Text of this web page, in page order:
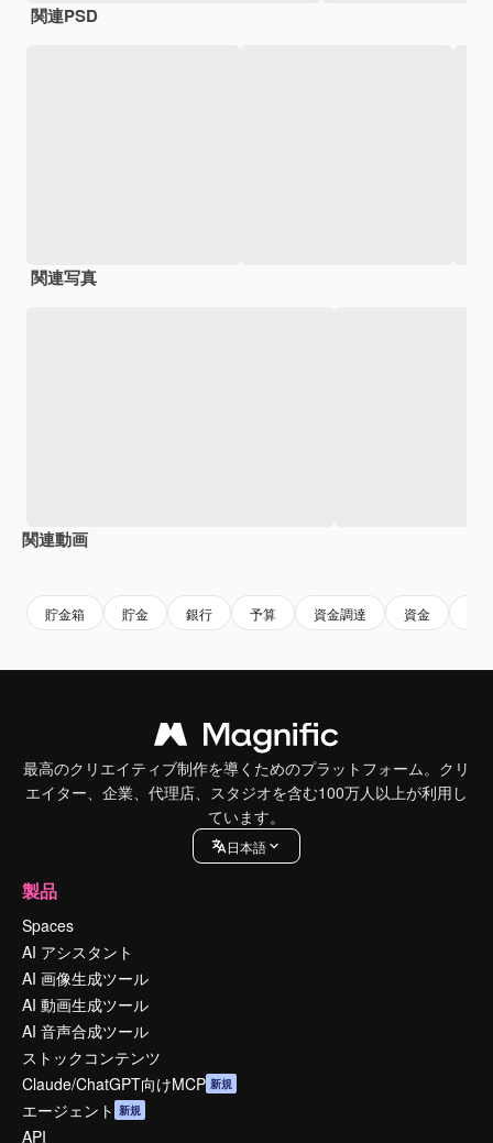
関連PSD
関連写真
関連動画
貯金箱 貯金 銀行 予算 資金調達 資金
最高のクリエイティブ制作を導くためのプラットフォーム。クリ
エイター、企業、代理店、スタジオを含む100万人以上が利用し
ています。
日本語
製品
Spaces
AI アシスタント
AI 画像生成ツール
AI 動画生成ツール
AI 音声合成ツール
ストックコンテンツ
Claude/ChatGPT向けMCP 新規
エージェント 新規
API